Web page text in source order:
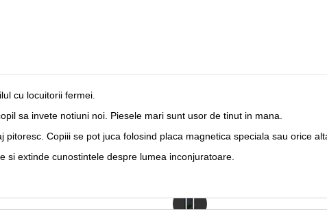
cu locuitorii fermei.
sa invete notiuni noi. Piesele mari sunt usor de tinut in mana.
Copiii se pot juca folosind placa magnetica speciala sau orice
si extinde cunostintele despre lumea inconjuratoare.